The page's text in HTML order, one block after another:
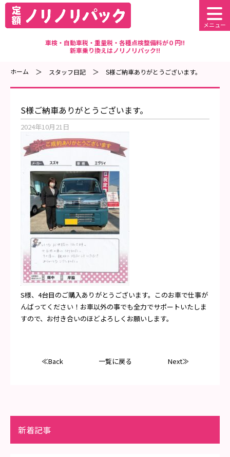
車検・自動車税・重量税・各種点検整備料が０円!!
新車乗り換えはノリノリパック!!
メニュー
ホーム スタッフ日記 S様ご納車ありがとうございます。
S様ご納車ありがとうございます。
2024年10月21日
S様、4台目のご購入ありがとうございます。このお車で仕事が
んばってください！お車以外の事でも全力でサポートいたしま
すので、お付き合いのほどよろしくお願いします。
≪Back 一覧に戻る Next≫
新着記事